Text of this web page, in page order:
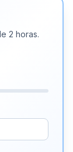
2 horas.